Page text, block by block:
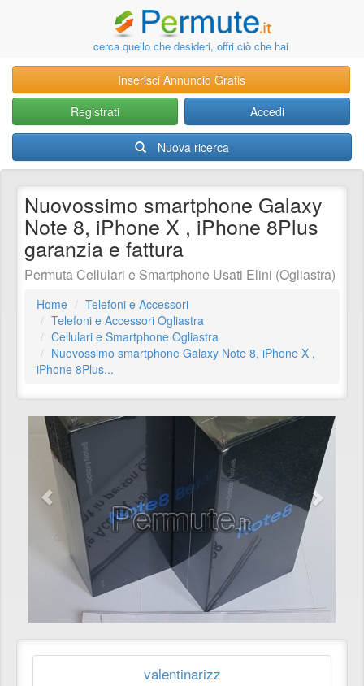
cerca quello che desideri, offri ciò che hai
Inserisci Annuncio Gratis
Registrati
Accedi
Nuova ricerca
Nuovossimo smartphone Galaxy
Note 8, iPhone X , iPhone 8Plus
garanzia e fattura
Permuta Cellulari e Smartphone Usati Elini (Ogliastra)
Home
Telefoni e Accessori
Telefoni e Accessori Ogliastra
Cellulari e Smartphone Ogliastra
Nuovossimo smartphone Galaxy Note 8, iPhone X ,
iPhone 8Plus...
valentinarizz